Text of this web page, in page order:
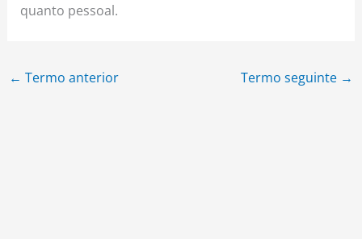
quanto pessoal.
← Termo anterior Termo seguinte →